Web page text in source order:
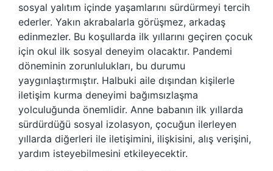
sosyal yalıtım içinde yaşamlarını sürdürmeyi tercih
ederler. Yakın akrabalarla görüşmez, arkadaş
edinmezler. Bu koşullarda ilk yıllarını geçiren çocuk
için okul ilk sosyal deneyim olacaktır. Pandemi
döneminin zorunlulukları, bu durumu
yaygınlaştırmıştır. Halbuki aile dışından kişilerle
iletişim kurma deneyimi bağımsızlaşma
yolculuğunda önemlidir. Anne babanın ilk yıllarda
sürdürdüğü sosyal izolasyon, çocuğun ilerleyen
yıllarda diğerleri ile iletişimini, ilişkisini, alış verişini,
yardım isteyebilmesini etkileyecektir.